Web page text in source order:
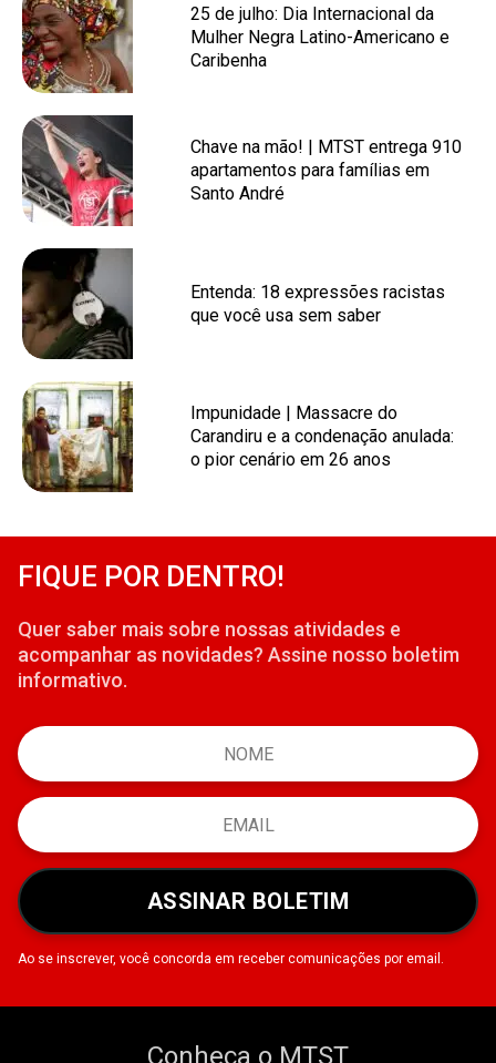
25 de julho: Dia Internacional da
Mulher Negra Latino-Americano e
Caribenha
Chave na mão! | MTST entrega 910
apartamentos para famílias em
Santo André
Entenda: 18 expressões racistas
que você usa sem saber
Impunidade | Massacre do
Carandiru e a condenação anulada:
o pior cenário em 26 anos
FIQUE POR DENTRO!
Quer saber mais sobre nossas atividades e
acompanhar as novidades? Assine nosso boletim
informativo.
ASSINAR BOLETIM
Ao se inscrever, você concorda em receber comunicações por email.
Conheça o MTST